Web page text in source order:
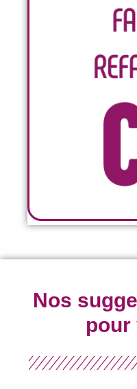
Nos
pour